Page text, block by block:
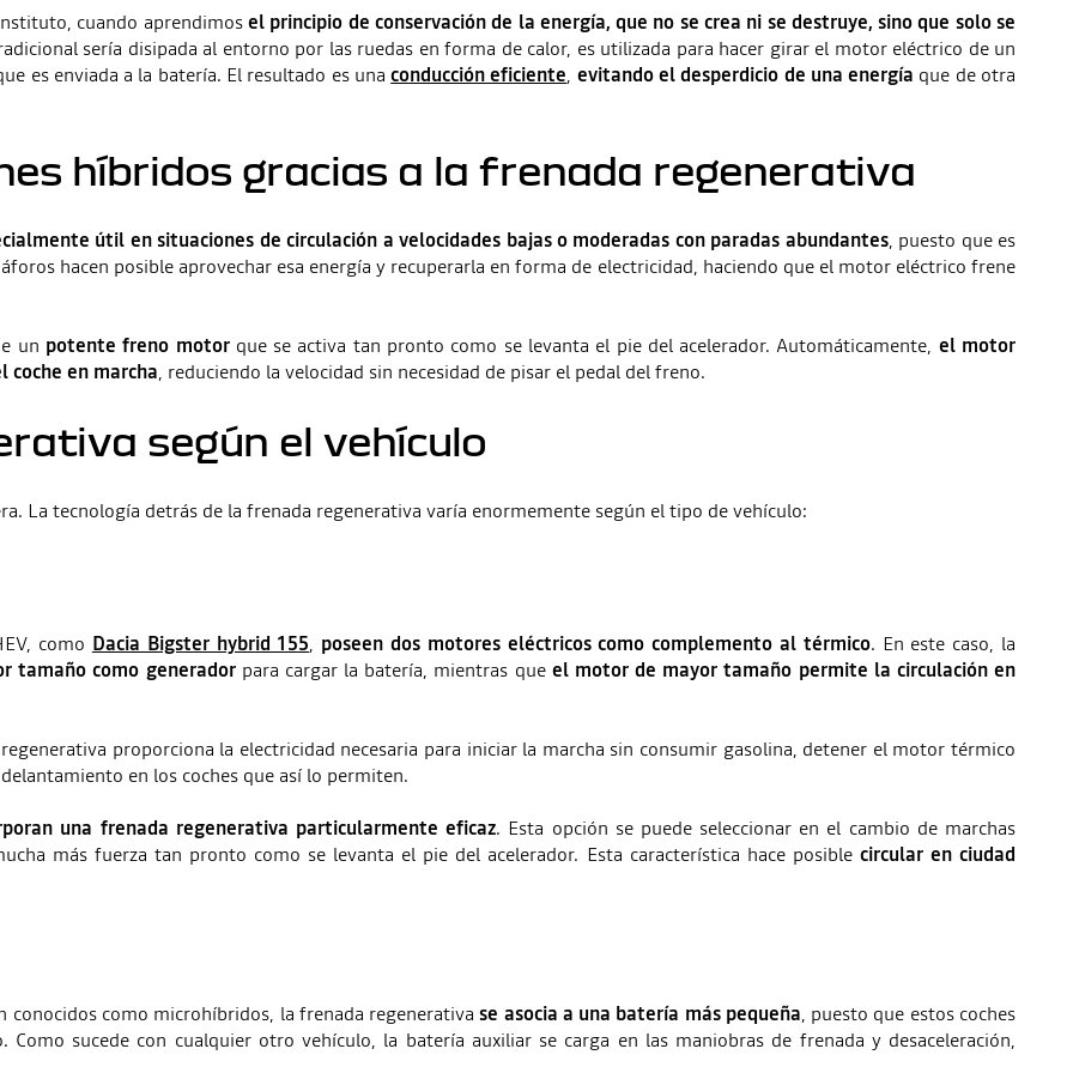
cuando aprendimosel principio de conservación de la energía, que no se crea ni se destruye, sino que solo se
sería disipada al entorno por las ruedas en forma de calor, es utilizada para hacer girar el motor eléctrico de un
es enviada a la batería. El resultado es unaconducción eficiente, evitando el desperdicio de una energía que de otra
híbridos gracias a la frenada regenerativa
útil en situaciones de circulación a velocidades bajas o moderadas con paradas abundantes, puesto que es
hacen posible aprovechar esa energía y recuperarla en forma de electricidad, haciendo que el motor eléctrico frene
un potente freno motorque se activa tan pronto como se levanta el pie del acelerador. Automáticamente, el motor
coche en marcha, reduciendo la velocidad sin necesidad de pisar el pedal del freno.
según el vehículo
La tecnología detrás de la frenada regenerativa varía enormemente según el tipo de vehículo:
como Dacia Bigster hybrid 155, poseen dos motores eléctricos como complemento al térmico. En este caso, la
tamaño como generadorpara cargar la batería, mientras que el motor de mayor tamaño permite la circulación en
proporciona la electricidad necesaria para iniciar la marcha sin consumir gasolina, detener el motor térmico
en los coches que así lo permiten.
una frenada regenerativa particularmente eficaz. Esta opción se puede seleccionar en el cambio de marchas
más fuerza tan pronto como se levanta el pie del acelerador. Esta característica hace posible circular en ciudad
conocidos como microhíbridos, la frenada regenerativase asocia a una batería más pequeña, puesto que estos coches
sucede con cualquier otro vehículo, la batería auxiliar se carga en las maniobras de frenada y desaceleración,